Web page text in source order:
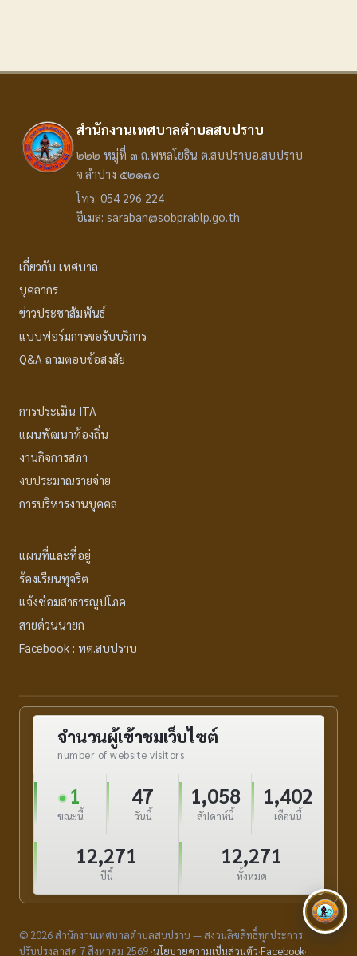
สำนักงานเทศบาลตำบลสบปราบ
๒๒๒ หมู่ที่ ๓ ถ.พหลโยธิน ต.สบปราบอ.สบปราบ
จ.ลำปาง ๕๒๑๗๐
โทร: 054 296 224
อีเมล: saraban@sobprablp.go.th
เกี่ยวกับ เทศบาล
บุคลากร
ข่าวประชาสัมพันธ์
แบบฟอร์มการขอรับบริการ
Q&A ถามตอบข้อสงสัย
การประเมิน ITA
แผนพัฒนาท้องถิ่น
งานกิจการสภา
งบประมาณรายจ่าย
การบริหารงานบุคคล
แผนที่และที่อยู่
ร้องเรียนทุจริต
แจ้งซ่อมสาธารณูปโภค
สายด่วนนายก
Facebook : ทต.สบปราบ
จำนวนผู้เข้าชมเว็บไซต์
number of website visitors
1
ขณะนี้
47
วันนี้
1,058
สัปดาห์นี้
1,402
เดือนนี้
12,271
ปีนี้
12,271
ทั้งหมด
© 2026 สำนักงานเทศบาลตำบลสบปราบ — สงวนลิขสิทธิ์ทุกประการ
ปรับปรุงล่าสุด 7 สิงหาคม 2569 ·นโยบายความเป็นส่วนตัว·Facebook·